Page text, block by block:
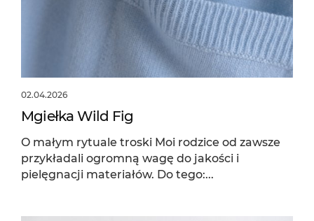
02.04.2026
Mgiełka Wild Fig
O małym rytuale troski Moi rodzice od zawsze
przykładali ogromną wagę do jakości i
pielęgnacji materiałów. Do tego:...